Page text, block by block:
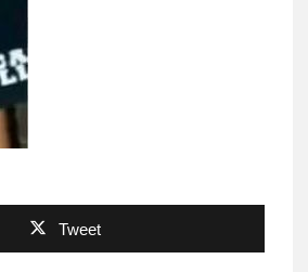
Tweet